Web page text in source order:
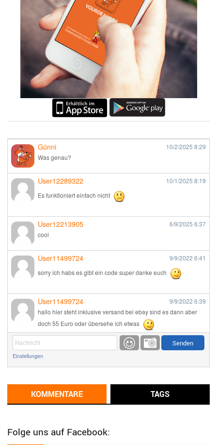
Günni 10/2/2025 8:29
Was genau?
User12289322 10/1/2025 8:19
Es funktioniert einfach nicht
User12213905 6/9/2025 6:37
cool
User11499724 9/9/2022 6:41
sorry ich habs es gibt ein code super danke euch
User11499724 9/9/2022 6:39
hallo hier steht inklusive versand bei ebay sind es dann aber
doch 55 Euro oder übersehe ich etwas
Günni 9/1/20226:17
Günni
Einstellungen
KOMMENTARE TAGS
Folge uns auf Facebook: